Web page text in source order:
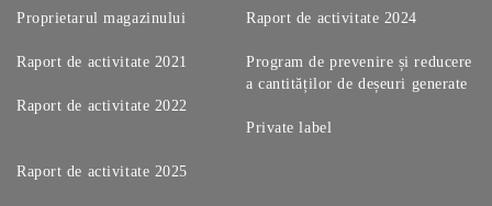
Proprietarul magazinului
Raport de activitate 2021
Raport de activitate 2022
Raport de activitate 2024
Program de prevenire și reducere
a cantităților de deșeuri generate
Private label
Raport de activitate 2025